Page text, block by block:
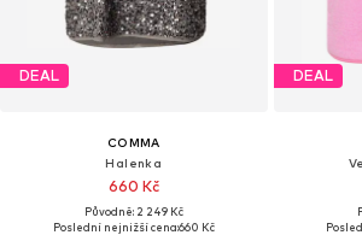
DEAL
COMMA
Halenka
660 Kč
Původně: 2 249 Kč
Poslední nejnižší cena:660 Kč
DEAL